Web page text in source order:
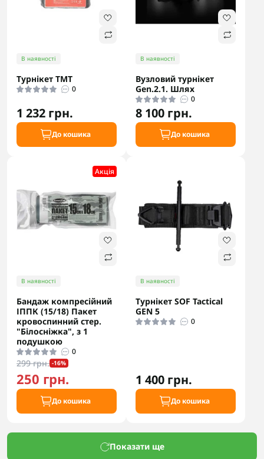
В наявності
Турнікет ТMT
0
1 232 грн.
До кошика
В наявності
Вузловий турнікет
Gen.2.1. Шлях
0
8 100 грн.
До кошика
Акцiя
В наявності
Бандаж компресійний
ІППК (15/18) Пакет
кровоспинний стер.
"Білосніжка", з 1
подушкою
0
299 грн. -16%
250 грн.
До кошика
В наявності
Турнікет SOF Tactical
GEN 5
0
1 400 грн.
До кошика
Показати ще